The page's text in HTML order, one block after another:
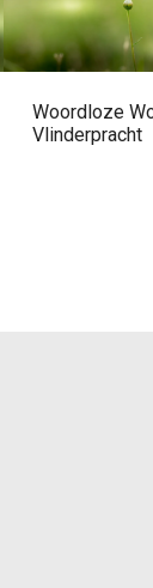
Woordloze
Vlinderpracht